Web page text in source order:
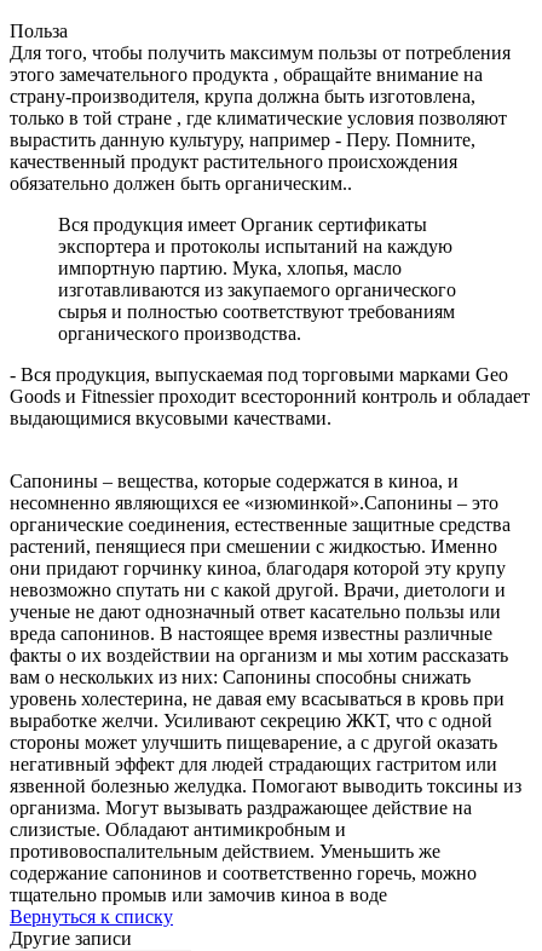
Польза
Для того, чтобы получить максимум пользы от потребления
этого замечательного продукта , обращайте внимание на
страну-производителя, крупа должна быть изготовлена,
только в той стране , где климатические условия позволяют
вырастить данную культуру, например - Перу. Помните,
качественный продукт растительного происхождения
обязательно должен быть органическим..
Вся продукция имеет Органик сертификаты
экспортера и протоколы испытаний на каждую
импортную партию. Мука, хлопья, масло
изготавливаются из закупаемого органического
сырья и полностью соответствуют требованиям
органического производства.
- Вся продукция, выпускаемая под торговыми марками Geo
Goods и Fitnessier проходит всесторонний контроль и обладает
выдающимися вкусовыми качествами.
Сапонины – вещества, которые содержатся в киноа, и
несомненно являющихся ее «изюминкой».Сапонины – это
органические соединения, естественные защитные средства
растений, пенящиеся при смешении с жидкостью. Именно
они придают горчинку киноа, благодаря которой эту крупу
невозможно спутать ни с какой другой. Врачи, диетологи и
ученые не дают однозначный ответ касательно пользы или
вреда сапонинов. В настоящее время известны различные
факты о их воздействии на организм и мы хотим рассказать
вам о нескольких из них: Сапонины способны снижать
уровень холестерина, не давая ему всасываться в кровь при
выработке желчи. Усиливают секрецию ЖКТ, что с одной
стороны может улучшить пищеварение, а с другой оказать
негативный эффект для людей страдающих гастритом или
язвенной болезнью желудка. Помогают выводить токсины из
организма. Могут вызывать раздражающее действие на
слизистые. Обладают антимикробным и
противовоспалительным действием. Уменьшить же
содержание сапонинов и соответственно горечь, можно
тщательно промыв или замочив киноа в воде
Вернуться к списку
Другие записи